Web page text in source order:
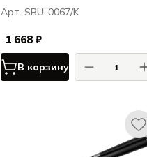
BUTCHER" жиловочный 173
мм, ТЭП, AUS-8
Арт. SBU-0067/K
1 668 ₽
В корзину